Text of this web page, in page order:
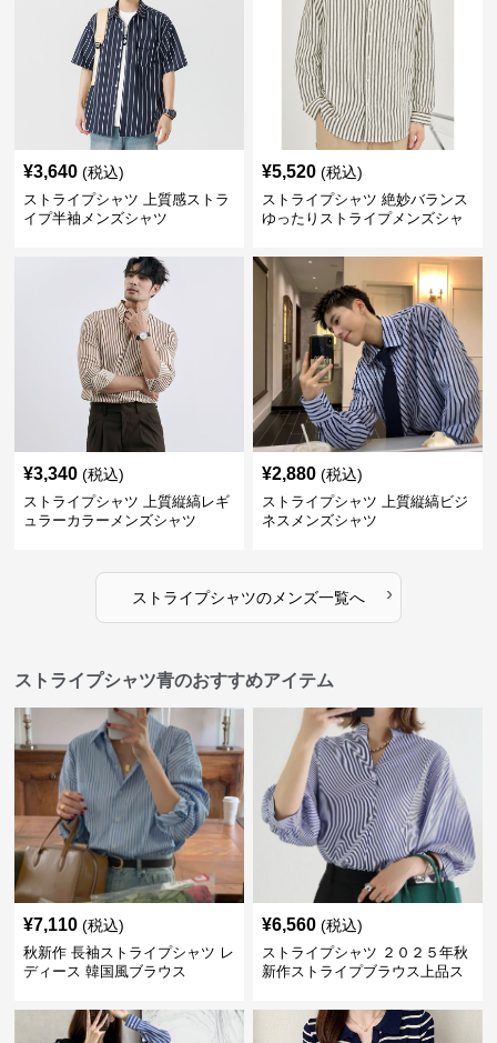
¥3,640 (税込)
ストライプシャツ 上質感ストラ
イプ半袖メンズシャツ
¥5,520 (税込)
ストライプシャツ 絶妙バランス
ゆったりストライプメンズシャ
¥3,340 (税込)
ストライプシャツ 上質縦縞レギ
ュラーカラーメンズシャツ
¥2,880 (税込)
ストライプシャツ 上質縦縞ビジ
ネスメンズシャツ
ストライプシャツのメンズ一覧へ ›
ストライプシャツ青のおすすめアイテム
¥7,110 (税込)
秋新作 長袖ストライプシャツ レ
ディース 韓国風ブラウス
¥6,560 (税込)
ストライプシャツ ２０２５年秋
新作ストライプブラウス上品ス